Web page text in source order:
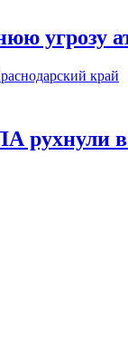
угрозу
рухнули